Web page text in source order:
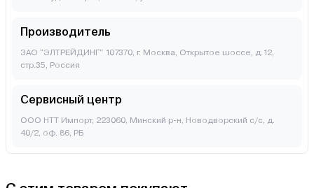
Производитель
ЗАО "ЭЛТРЕЙДИНГ" 107370, г. Москва, Открытое шоссе, д.12,
стр.35, Россия
Сервисный центр
ООО НТТ Импорт, 223060, Минский р-н, Новодворский с/с, д.
40/2, оф. 86, РБ